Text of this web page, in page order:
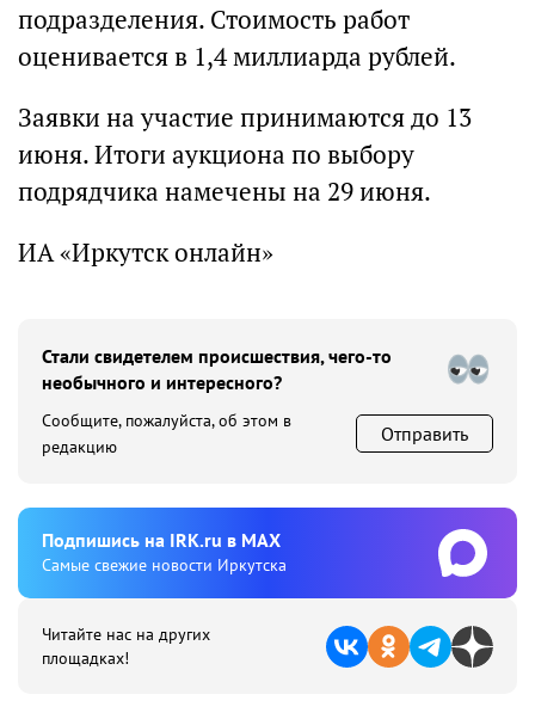
подразделения. Стоимость работ
оценивается в 1,4 миллиарда рублей.
Заявки на участие принимаются до 13
июня. Итоги аукциона по выбору
подрядчика намечены на 29 июня.
ИА «Иркутск онлайн»
Стали свидетелем происшествия, чего-то
необычного и интересного?
Сообщите, пожалуйста, об этом в
редакцию
Отправить
Подпишиcь на IRK.ru в MAX
Cамые свежие новости Иркутска
Читайте нас на других
площадках!